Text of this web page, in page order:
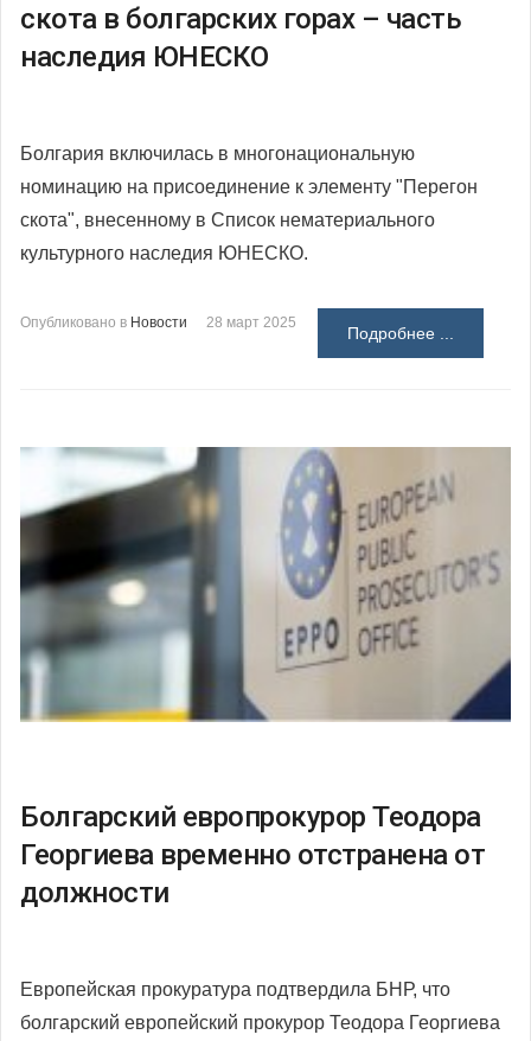
скота в болгарских горах – часть
наследия ЮНЕСКО
Болгария включилась в многонациональную
номинацию на присоединение к элементу "Перегон
скота", внесенному в Список нематериального
культурного наследия ЮНЕСКО.
Опубликовано в Новости 28 март 2025
Подробнее ...
Болгарский европрокурор Теодора
Георгиева временно отстранена от
должности
Европейская прокуратура подтвердила БНР, что
болгарский европейский прокурор Теодора Георгиева